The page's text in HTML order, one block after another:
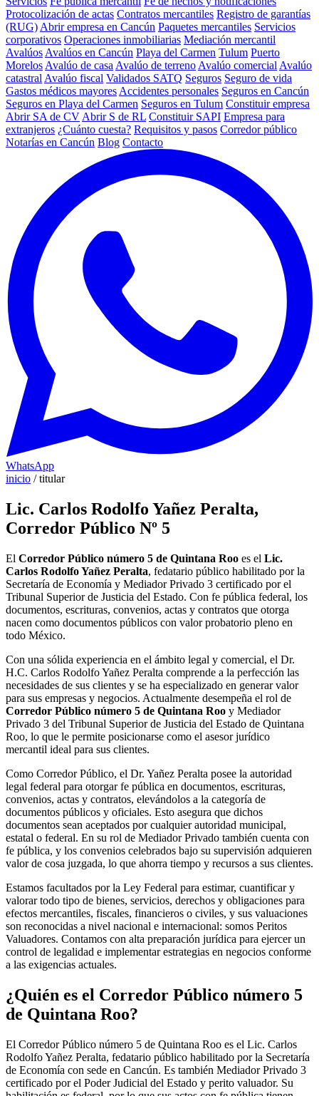
Protocolización de actas Contratos mercantiles Registro de garantías
(RUG) Abrir empresa en Cancún Paquetes mercantiles Servicios
corporativos Operaciones inmobiliarias Mediación mercantil
Avalúos Avalúos en Cancún Playa del Carmen Tulum Puerto
Morelos Avalúo de casa Avalúo de terreno Avalúo comercial Avalúo
catastral Avalúo fiscal Validados SATQ Seguros Seguro de vida
Gastos médicos mayores Accidentes personales Seguros en Cancún
Seguros en Playa del Carmen Seguros en Tulum Constituir empresa
Abrir SA de CV Abrir S de RL Constituir SAPI Empresa para
extranjeros ¿Cuánto cuesta? Requisitos y pasos Corredor público
Notarías en Cancún Blog Contacto
WhatsApp
inicio /titular
Lic. Carlos Rodolfo Yañez Peralta,
Corredor Público Nº 5
El Corredor Público número 5 de Quintana Roo es el Lic.
Carlos Rodolfo Yañez Peralta, fedatario público habilitado por la
Secretaría de Economía y Mediador Privado 3 certificado por el
Tribunal Superior de Justicia del Estado. Con fe pública federal, los
documentos, escrituras, convenios, actas y contratos que otorga
nacen como documentos públicos con valor probatorio pleno en
todo México.
Con una sólida experiencia en el ámbito legal y comercial, el Dr.
H.C. Carlos Rodolfo Yañez Peralta comprende a la perfección las
necesidades de sus clientes y se ha especializado en generar valor
para sus empresas y negocios. Actualmente desempeña el rol de
Corredor Público número 5 de Quintana Roo y Mediador
Privado 3 del Tribunal Superior de Justicia del Estado de Quintana
Roo, lo que le permite posicionarse como el asesor jurídico
mercantil ideal para sus clientes.
Como Corredor Público, el Dr. Yañez Peralta posee la autoridad
legal federal para otorgar fe pública en documentos, escrituras,
convenios, actas y contratos, elevándolos a la categoría de
documentos públicos y oficiales. Esto asegura que dichos
documentos sean aceptados por cualquier autoridad municipal,
estatal o federal. En su rol de Mediador Privado también cuenta con
fe pública, y los convenios celebrados bajo su supervisión adquieren
valor de cosa juzgada, lo que ahorra tiempo y recursos a sus clientes.
Estamos facultados por la Ley Federal para estimar, cuantificar y
valorar todo tipo de bienes, servicios, derechos y obligaciones para
efectos mercantiles, fiscales, financieros o civiles, y sus valuaciones
son reconocidas a nivel nacional e internacional: somos Peritos
Valuadores. Contamos con alta preparación jurídica para ejercer un
control de legalidad e implementar estrategias en negocios conforme
a las exigencias actuales.
¿Quién es el Corredor Público número 5
de Quintana Roo?
El Corredor Público número 5 de Quintana Roo es el Lic. Carlos
Rodolfo Yañez Peralta, fedatario público habilitado por la Secretaría
de Economía con sede en Cancún. Es también Mediador Privado 3
certificado por el Poder Judicial del Estado y perito valuador. Su